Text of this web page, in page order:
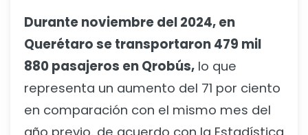
Durante noviembre del 2024, en
Querétaro se transportaron 479 mil
880 pasajeros en Qrobús, lo que
representa un aumento del 71 por ciento
en comparación con el mismo mes del